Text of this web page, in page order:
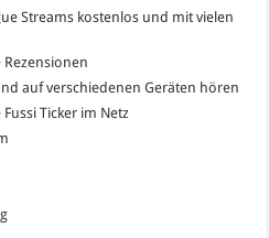
Streams kostenlos und mit vielen
auf verschiedenen Geräten hören
Ticker im Netz